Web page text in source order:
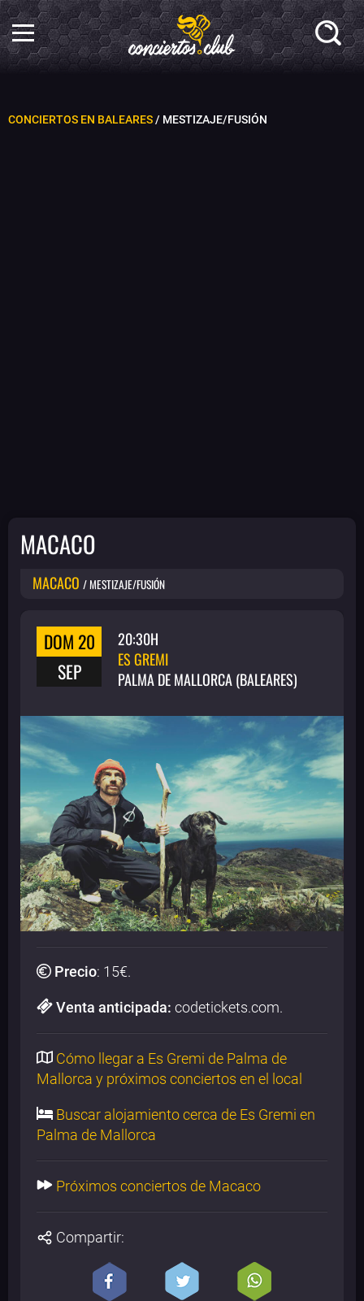
CONCIERTOS EN BALEARES/ MESTIZAJE/FUSIÓN
MACACO
MACACO / MESTIZAJE/FUSIÓN
DOM 20
SEP
20:30H
ES GREMI
PALMA DE MALLORCA (BALEARES)
Precio: 15€.
Venta anticipada: codetickets.com.
Cómo llegar a Es Gremi de Palma de
Mallorca y próximos conciertos en el local
Buscar alojamiento cerca de Es Gremi en
Palma de Mallorca
Próximos conciertos de Macaco
Compartir: